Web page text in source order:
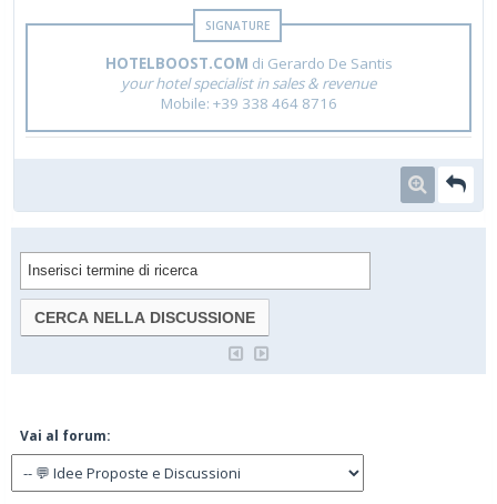
HOTELBOOST.COM di Gerardo De Santis
your hotel specialist in sales & revenue
Mobile: +39 338 464 8716
Vai al forum: